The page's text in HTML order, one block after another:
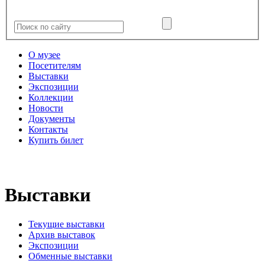
О музее
Посетителям
Выставки
Экспозиции
Коллекции
Новости
Документы
Контакты
Купить билет
Выставки
Текущие выставки
Архив выставок
Экспозиции
Обменные выставки